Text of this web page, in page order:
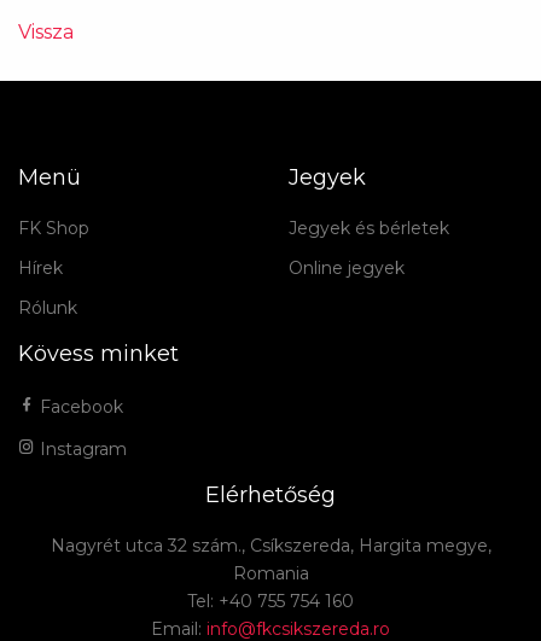
Vissza
Menü
FK Shop
Hírek
Rólunk
Jegyek
Jegyek és bérletek
Online jegyek
Kövess minket
Facebook
Instagram
Elérhetőség
Nagyrét utca 32 szám., Csíkszereda, Hargita megye,
Romania
Tel: +40 755 754 160
Email: info@fkcsikszereda.ro